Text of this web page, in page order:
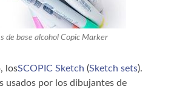
de base alcohol Copic Marker
losSCOPIC Sketch (Sketch sets).
usados por los dibujantes de